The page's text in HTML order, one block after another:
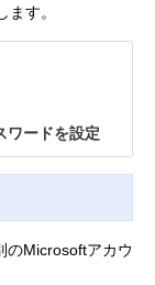
す。
ワードを設定
のMicrosoftアカウ